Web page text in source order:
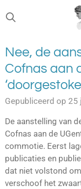
Ga
direct
de
hoofdinhoud
Nee, de
Cofnas aan
Gepubliceerd op
De aanstelling van
Cofnas aan de
commotie. Eerst
publicaties en
dat niet volstond
verschoof het